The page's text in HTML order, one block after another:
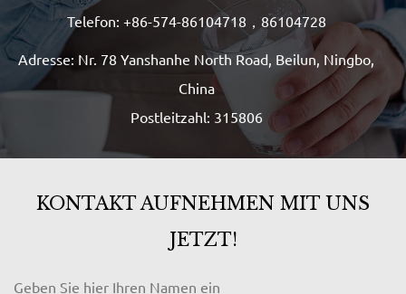
KONTAKT AUFNEHMEN MIT UNS
JETZT!
Telefon: +86-574-86104718，86104728
Adresse: Nr. 78 Yanshanhe North Road, Beilun, Ningbo,
China
Postleitzahl: 315806